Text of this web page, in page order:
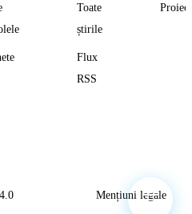
Toate
știrile
Flux
RSS
Mențiuni legale